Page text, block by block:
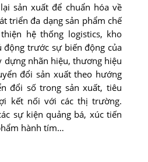
sản xuất để chuẩn hóa về
triển đa dạng sản phẩm chế
hệ thống logistics, kho
động trước sự biến động của
nhãn hiệu, thương hiệu
đổi sản xuất theo hướng
đổi số trong sản xuất, tiêu
kết nối với các thị trường.
sự kiện quảng bá, xúc tiến
hành tím…